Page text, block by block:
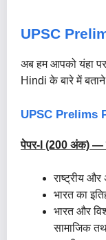
UPSC
अब हम आपको यंहा
Hindi के बारे में
UPSC Prelims
पेपर-I (200 अंक) —
राष्ट्रीय और
भारत का
भारत और
सामाजिक